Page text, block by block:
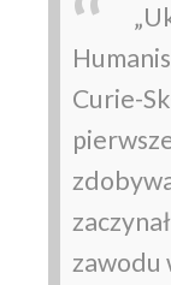
Curie-
zawodu